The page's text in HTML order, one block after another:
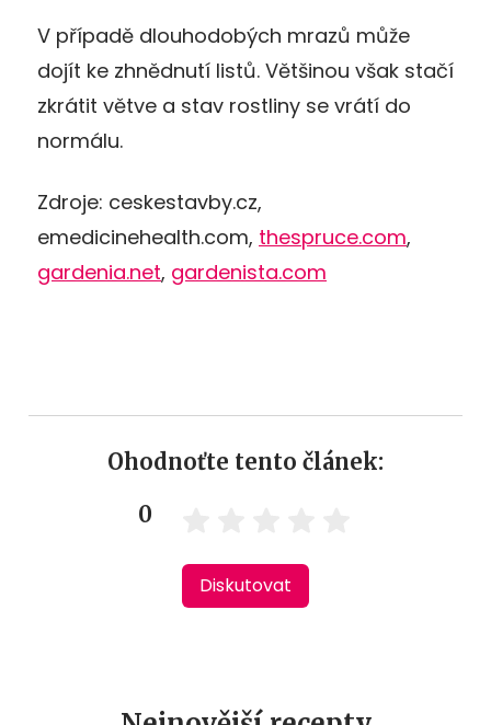
V případě dlouhodobých mrazů může
dojít ke zhnědnutí listů. Většinou však stačí
zkrátit větve a stav rostliny se vrátí do
normálu.
Zdroje: ceskestavby.cz,
emedicinehealth.com, thespruce.com,
gardenia.net, gardenista.com
Ohodnoťte tento článek:
0
Diskutovat